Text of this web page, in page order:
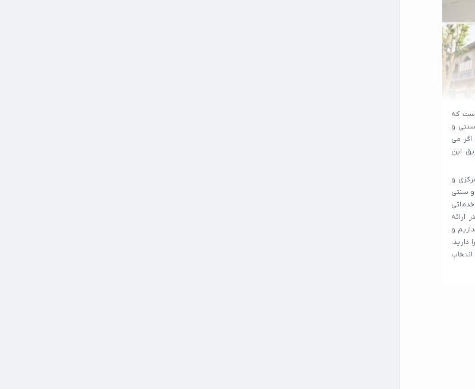
ای است که
و
اگر می
این
و
و سنتی
خدماتی
ارائه
و
را انتخاب